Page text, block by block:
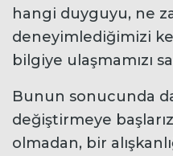
hangi duyguyu, ne
deneyimlediğimizi
bilgiye ulaşmamızı
Bunun sonucunda
değiştirmeye
olmadan, bir